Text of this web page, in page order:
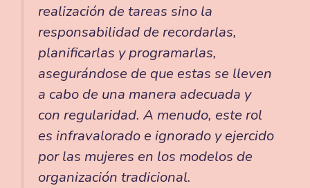
realización de tareas sino la
responsabilidad de recordarlas,
planificarlas y programarlas,
asegurándose de que estas se lleven
a cabo de una manera adecuada y
con regularidad. A menudo, este rol
es infravalorado e ignorado y ejercido
por las mujeres en los modelos de
organización tradicional.